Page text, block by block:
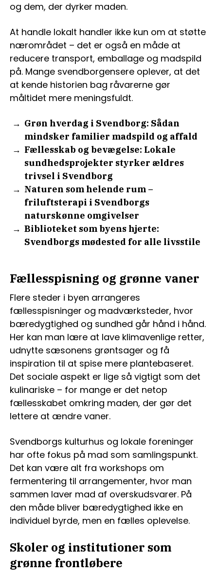
og dem, der dyrker maden.
At handle lokalt handler ikke kun om at støtte
nærområdet – det er også en måde at
reducere transport, emballage og madspild
på. Mange svendborgensere oplever, at det
at kende historien bag råvarerne gør
måltidet mere meningsfuldt.
Grøn hverdag i Svendborg: Sådan
mindsker familier madspild og affald
Fællesskab og bevægelse: Lokale
sundhedsprojekter styrker ældres
trivsel i Svendborg
Naturen som helende rum –
friluftsterapi i Svendborgs
naturskønne omgivelser
Biblioteket som byens hjerte:
Svendborgs mødested for alle livsstile
Fællesspisning og grønne vaner
Flere steder i byen arrangeres
fællesspisninger og madværksteder, hvor
bæredygtighed og sundhed går hånd i hånd.
Her kan man lære at lave klimavenlige retter,
udnytte sæsonens grøntsager og få
inspiration til at spise mere plantebaseret.
Det sociale aspekt er lige så vigtigt som det
kulinariske – for mange er det netop
fællesskabet omkring maden, der gør det
lettere at ændre vaner.
Svendborgs kulturhus og lokale foreninger
har ofte fokus på mad som samlingspunkt.
Det kan være alt fra workshops om
fermentering til arrangementer, hvor man
sammen laver mad af overskudsvarer. På
den måde bliver bæredygtighed ikke en
individuel byrde, men en fælles oplevelse.
Skoler og institutioner som
grønne frontløbere